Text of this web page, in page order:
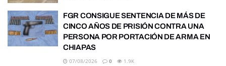
FGR CONSIGUE SENTENCIA DE MÁS DE
CINCO AÑOS DE PRISIÓN CONTRA UNA
PERSONA POR PORTACIÓN DE ARMA EN
CHIAPAS
07/08/2026 0 1.9K